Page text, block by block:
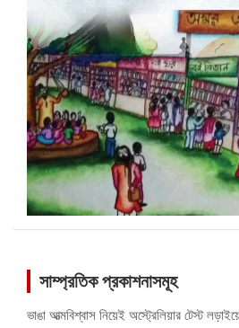
সাম্প্রতিক প্রকাশনাসমূহ
ভাঙা আত্মবিশ্বাস নিয়েই অস্ট্রেলিয়ার টেস্ট